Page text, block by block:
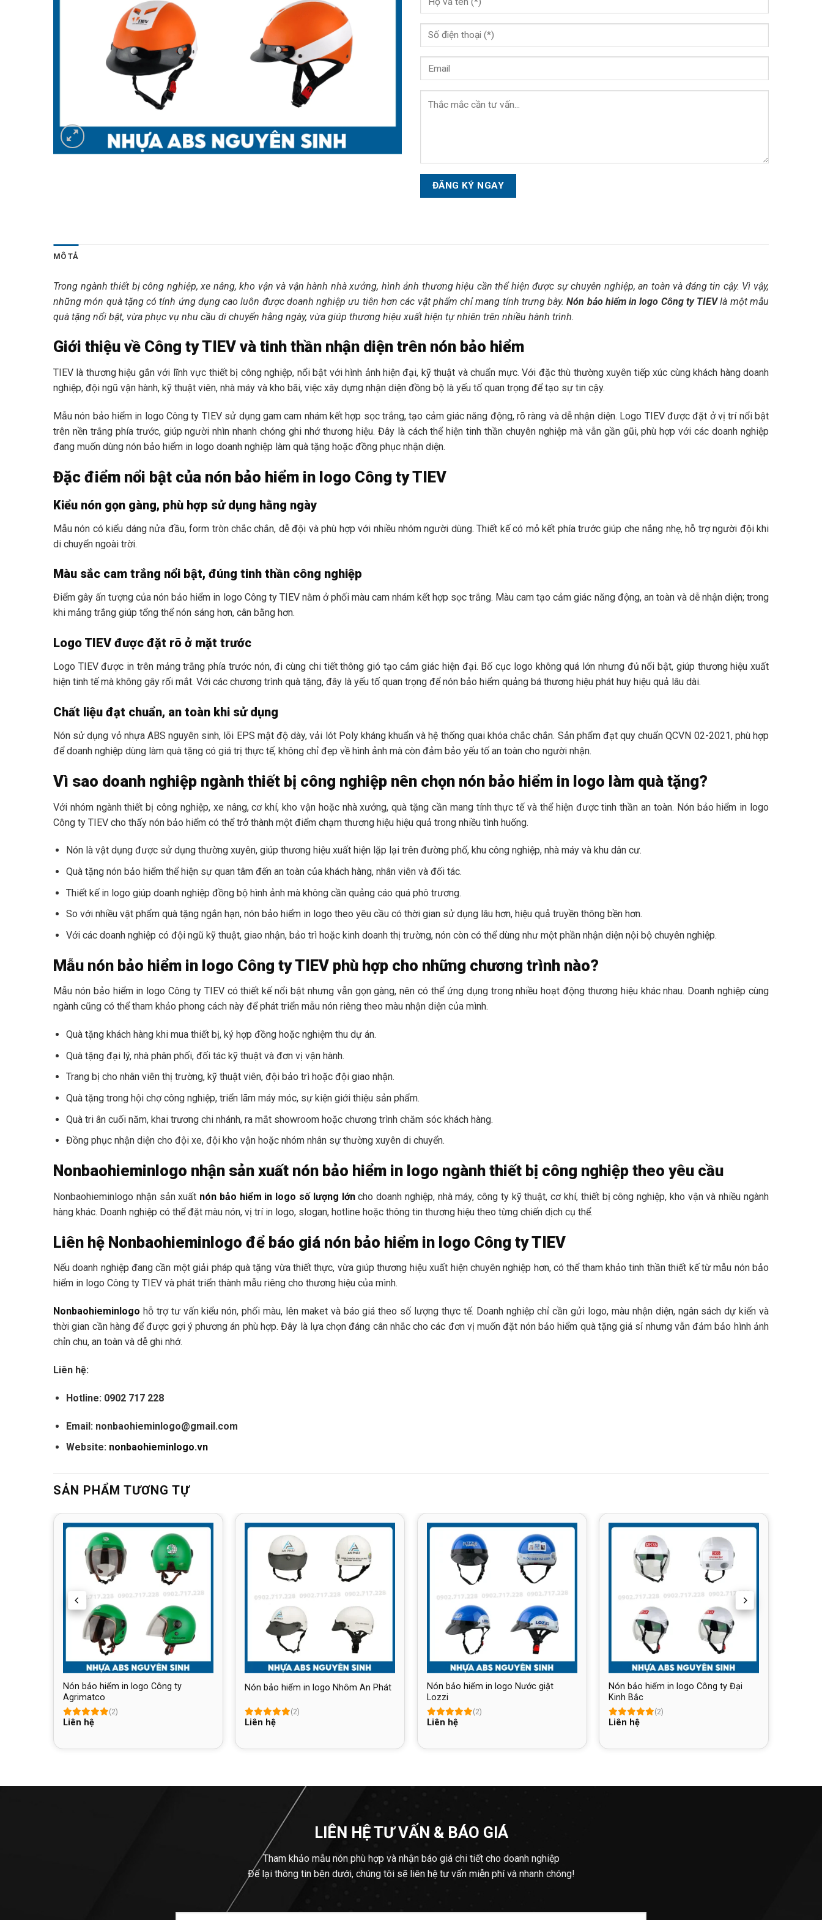
Please
MÔ TẢ
Trong ngành thiết bị công nghiệp, xe nâng, kho vận và vận hành nhà xưởng, hình ảnh thương hiệu cần thể hiện được sự chuyên nghiệp, an toàn và đáng tin cậy. Vì vậy,
những món quà tặng có tính ứng dụng cao luôn được doanh nghiệp ưu tiên hơn các vật phẩm chỉ mang tính trưng bày.Nón bảo hiểm in logo Công ty TIEVlà một mẫu
quà tặng nổi bật, vừa phục vụ nhu cầu di chuyển hằng ngày, vừa giúp thương hiệu xuất hiện tự nhiên trên nhiều hành trình.
Giới thiệu về Công ty TIEV và tinh thần nhận diện trên nón bảo hiểm
TIEV là thương hiệu gắn với lĩnh vực thiết bị công nghiệp, nổi bật với hình ảnh hiện đại, kỹ thuật và chuẩn mực. Với đặc thù thường xuyên tiếp xúc cùng khách hàng doanh
nghiệp, đội ngũ vận hành, kỹ thuật viên, nhà máy và kho bãi, việc xây dựng nhận diện đồng bộ là yếu tố quan trọng để tạo sự tin cậy.
Mẫu nón bảo hiểm in logo Công ty TIEV sử dụng gam cam nhám kết hợp sọc trắng, tạo cảm giác năng động, rõ ràng và dễ nhận diện. Logo TIEV được đặt ở vị trí nổi bật
trên nền trắng phía trước, giúp người nhìn nhanh chóng ghi nhớ thương hiệu. Đây là cách thể hiện tinh thần chuyên nghiệp mà vẫn gần gũi, phù hợp với các doanh nghiệp
đang muốn dùng nón bảo hiểm in logo doanh nghiệp làm quà tặng hoặc đồng phục nhận diện.
Đặc điểm nổi bật của nón bảo hiểm in logo Công ty TIEV
Kiểu nón gọn gàng, phù hợp sử dụng hằng ngày
Mẫu nón có kiểu dáng nửa đầu, form tròn chắc chắn, dễ đội và phù hợp với nhiều nhóm người dùng. Thiết kế có mỏ kết phía trước giúp che nắng nhẹ, hỗ trợ người đội khi
di chuyển ngoài trời.
Màu sắc cam trắng nổi bật, đúng tinh thần công nghiệp
Điểm gây ấn tượng của nón bảo hiểm in logo Công ty TIEV nằm ở phối màu cam nhám kết hợp sọc trắng. Màu cam tạo cảm giác năng động, an toàn và dễ nhận diện; trong
khi mảng trắng giúp tổng thể nón sáng hơn, cân bằng hơn.
Logo TIEV được đặt rõ ở mặt trước
Logo TIEV được in trên mảng trắng phía trước nón, đi cùng chi tiết thông gió tạo cảm giác hiện đại. Bố cục logo không quá lớn nhưng đủ nổi bật, giúp thương hiệu xuất
hiện tinh tế mà không gây rối mắt. Với các chương trình quà tặng, đây là yếu tố quan trọng để nón bảo hiểm quảng bá thương hiệu phát huy hiệu quả lâu dài.
Chất liệu đạt chuẩn, an toàn khi sử dụng
Nón sử dụng vỏ nhựa ABS nguyên sinh, lõi EPS mật độ dày, vải lót Poly kháng khuẩn và hệ thống quai khóa chắc chắn. Sản phẩm đạt quy chuẩn QCVN 02-2021, phù hợp
để doanh nghiệp dùng làm quà tặng có giá trị thực tế, không chỉ đẹp về hình ảnh mà còn đảm bảo yếu tố an toàn cho người nhận.
Vì sao doanh nghiệp ngành thiết bị công nghiệp nên chọn nón bảo hiểm in logo làm quà tặng?
Với nhóm ngành thiết bị công nghiệp, xe nâng, cơ khí, kho vận hoặc nhà xưởng, quà tặng cần mang tính thực tế và thể hiện được tinh thần an toàn. Nón bảo hiểm in logo
Công ty TIEV cho thấy nón bảo hiểm có thể trở thành một điểm chạm thương hiệu hiệu quả trong nhiều tình huống.
Nón là vật dụng được sử dụng thường xuyên, giúp thương hiệu xuất hiện lặp lại trên đường phố, khu công nghiệp, nhà máy và khu dân cư.
Quà tặng nón bảo hiểm thể hiện sự quan tâm đến an toàn của khách hàng, nhân viên và đối tác.
Thiết kế in logo giúp doanh nghiệp đồng bộ hình ảnh mà không cần quảng cáo quá phô trương.
So với nhiều vật phẩm quà tặng ngắn hạn, nón bảo hiểm in logo theo yêu cầu có thời gian sử dụng lâu hơn, hiệu quả truyền thông bền hơn.
Với các doanh nghiệp có đội ngũ kỹ thuật, giao nhận, bảo trì hoặc kinh doanh thị trường, nón còn có thể dùng như một phần nhận diện nội bộ chuyên nghiệp.
Mẫu nón bảo hiểm in logo Công ty TIEV phù hợp cho những chương trình nào?
Mẫu nón bảo hiểm in logo Công ty TIEV có thiết kế nổi bật nhưng vẫn gọn gàng, nên có thể ứng dụng trong nhiều hoạt động thương hiệu khác nhau. Doanh nghiệp cùng
ngành cũng có thể tham khảo phong cách này để phát triển mẫu nón riêng theo màu nhận diện của mình.
Quà tặng khách hàng khi mua thiết bị, ký hợp đồng hoặc nghiệm thu dự án.
Quà tặng đại lý, nhà phân phối, đối tác kỹ thuật và đơn vị vận hành.
Trang bị cho nhân viên thị trường, kỹ thuật viên, đội bảo trì hoặc đội giao nhận.
Quà tặng trong hội chợ công nghiệp, triển lãm máy móc, sự kiện giới thiệu sản phẩm.
Quà tri ân cuối năm, khai trương chi nhánh, ra mắt showroom hoặc chương trình chăm sóc khách hàng.
Đồng phục nhận diện cho đội xe, đội kho vận hoặc nhóm nhân sự thường xuyên di chuyển.
Nonbaohieminlogo nhận sản xuất nón bảo hiểm in logo ngành thiết bị công nghiệp theo yêu cầu
Nonbaohieminlogo nhận sản xuất nón bảo hiểm in logo số lượng lớncho doanh nghiệp, nhà máy, công ty kỹ thuật, cơ khí, thiết bị công nghiệp, kho vận và nhiều ngành
hàng khác. Doanh nghiệp có thể đặt màu nón, vị trí in logo, slogan, hotline hoặc thông tin thương hiệu theo từng chiến dịch cụ thể.
Liên hệ Nonbaohieminlogo để báo giá nón bảo hiểm in logo Công ty TIEV
Nếu doanh nghiệp đang cần một giải pháp quà tặng vừa thiết thực, vừa giúp thương hiệu xuất hiện chuyên nghiệp hơn, có thể tham khảo tinh thần thiết kế từ mẫu nón bảo
hiểm in logo Công ty TIEV và phát triển thành mẫu riêng cho thương hiệu của mình.
Nonbaohieminlogo hỗ trợ tư vấn kiểu nón, phối màu, lên maket và báo giá theo số lượng thực tế. Doanh nghiệp chỉ cần gửi logo, màu nhận diện, ngân sách dự kiến và
thời gian cần hàng để được gợi ý phương án phù hợp. Đây là lựa chọn đáng cân nhắc cho các đơn vị muốn đặt nón bảo hiểm quà tặng giá sỉ nhưng vẫn đảm bảo hình ảnh
chỉn chu, an toàn và dễ ghi nhớ.
Liên hệ:
Hotline: 0902 717 228
Email: nonbaohieminlogo@gmail.com
Website: nonbaohieminlogo.vn
SẢN PHẨM TƯƠNG TỰ
Nón bảo hiểm in logo Công ty
Agrimatco
(2)
Liên hệ
Nón bảo hiểm in logo Nhôm An Phát
(2)
Liên hệ
Nón bảo hiểm in logo Nước giặt
Lozzi
(2)
Liên hệ
Nón bảo hiểm in logo Công ty Đại
Kinh Bắc
(2)
Liên hệ
LIÊN HỆ TƯ VẤN & BÁO GIÁ
Tham khảo mẫu nón phù hợp và nhận báo giá chi tiết cho doanh nghiệp
Để lại thông tin bên dưới, chúng tôi sẽ liên hệ tư vấn miễn phí và nhanh chóng!